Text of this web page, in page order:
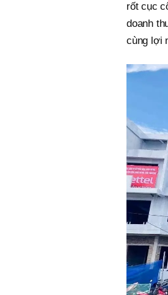
rốt cục
doanh
cùng lợi